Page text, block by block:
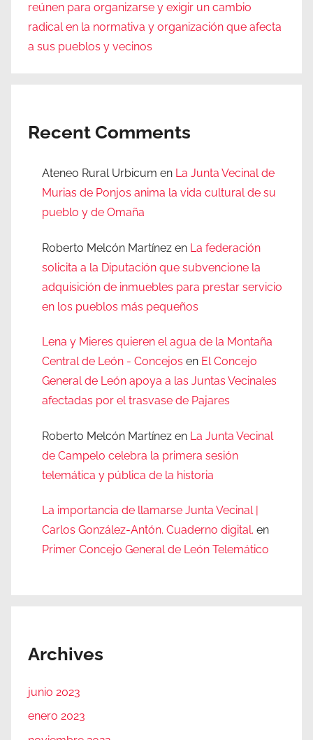
reúnen para organizarse y exigir un cambio
radical en la normativa y organización que afecta
a sus pueblos y vecinos
Recent Comments
Ateneo Rural Urbicum en La Junta Vecinal de
Murias de Ponjos anima la vida cultural de su
pueblo y de Omaña
Roberto Melcón Martínez en La federación
solicita a la Diputación que subvencione la
adquisición de inmuebles para prestar servicio
en los pueblos más pequeños
Lena y Mieres quieren el agua de la Montaña
Central de León - Concejos en El Concejo
General de León apoya a las Juntas Vecinales
afectadas por el trasvase de Pajares
Roberto Melcón Martínez en La Junta Vecinal
de Campelo celebra la primera sesión
telemática y pública de la historia
La importancia de llamarse Junta Vecinal |
Carlos González-Antón. Cuaderno digital. en
Primer Concejo General de León Telemático
Archives
junio 2023
enero 2023